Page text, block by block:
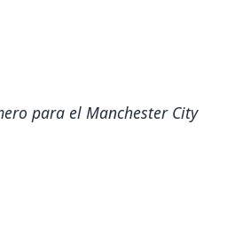
para el Manchester City